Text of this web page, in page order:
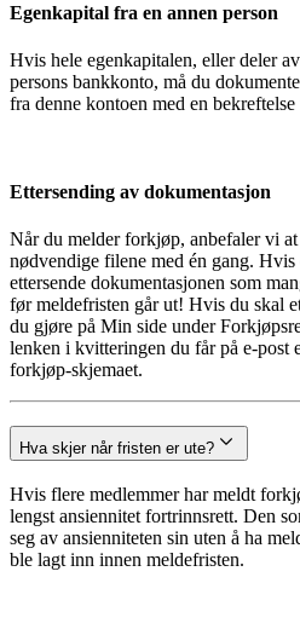
Egenkapital fra en annen person
Hvis hele egenkapitalen, eller deler
persons bankkonto, må du
fra denne kontoen med en
Ettersending av dokumentasjon
Når du melder forkjøp, anbefaler vi
nødvendige filene med én gang.
ettersende dokumentasjonen som
før meldefristen går ut! Hvis du skal
du gjøre på Min side under
lenken i kvitteringen du får på e-post
forkjøp-skjemaet.
Hva skjer når fristen er ute?
Hvis flere medlemmer har meldt
lengst ansiennitet fortrinnsrett. Den
seg av ansienniteten sin uten å ha
ble lagt inn innen meldefristen.